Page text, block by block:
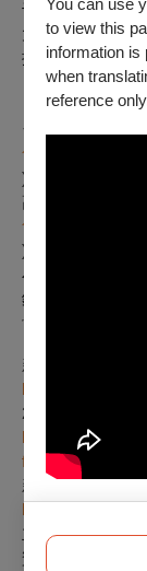
to view this
information is
when
reference
于斐、林仁斌、
大提琴家何美恩
揮風格自然感人
維尼奧夫斯基
台中場2/20 (一)
售票連結
)
高雄場2/23 (四)
售票連結
)
小提琴｜前田妃
鋼琴｜王佩瑤
新象官網 Official
https://
2022維尼奧夫斯
https://
features/tags/
新象粉專
https://
主辦｜新象．環
贊助協辦｜功學